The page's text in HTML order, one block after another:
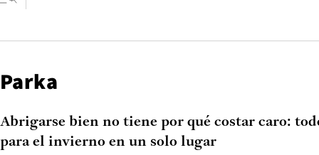
Parka
Abrigarse bien no tiene por qué costar caro:
para el invierno en un solo lugar